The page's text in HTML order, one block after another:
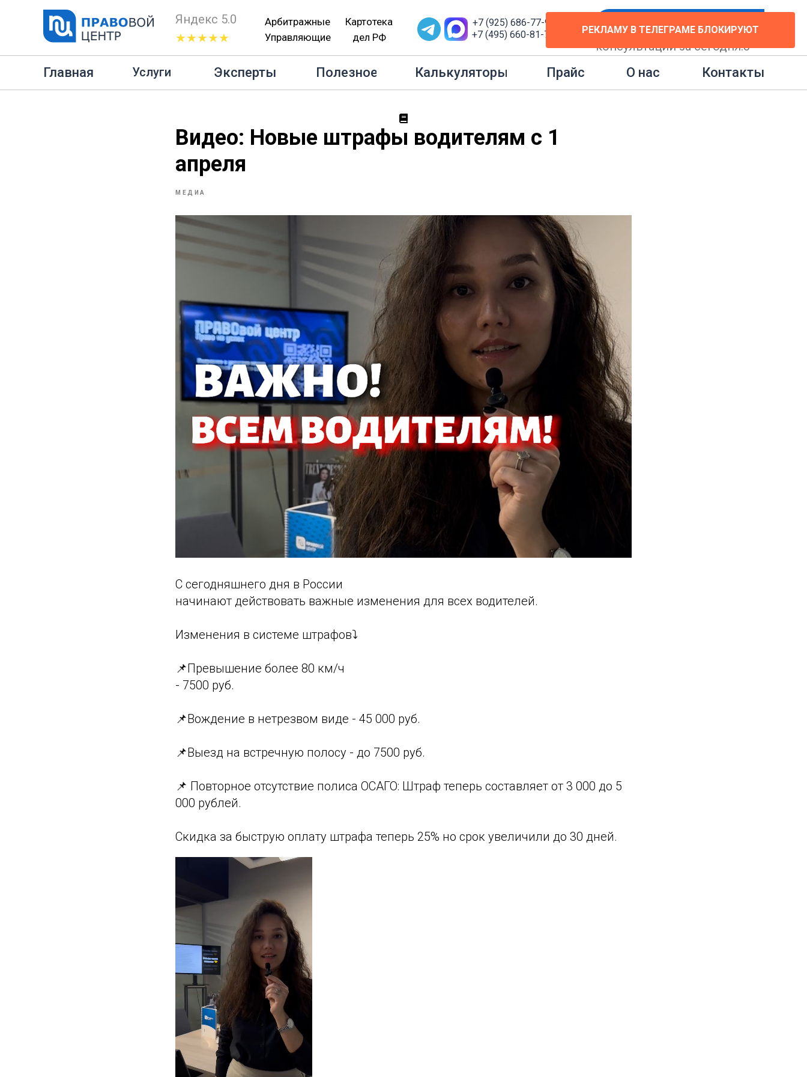
+7 (925) 686-77-91
+7 (495) 660-81-77
Эксперты О нас
Полезное
Главная Услуги Прайс
Калькуляторы Контакты
Арбитражные
Управляющие
Картотека
дел РФ
Бесплатная консультация
Яндекс 5.0
★★★★★
консультаций за сегодня:3
Видео: Новые штрафы водителям с 1
апреля
МЕДИА
С сегодняшнего дня в России
начинают действовать важные изменения для всех водителей.
Изменения в системе штрафов⤵️
📌Превышение более 80 км/ч
- 7500 руб.
📌Вождение в нетрезвом виде - 45 000 руб.
📌Выезд на встречную полосу - до 7500 руб.
📌 Повторное отсутствие полиса ОСАГО: Штраф теперь составляет от 3 000 до 5
000 рублей.
Скидка за быструю оплату штрафа теперь 25% но срок увеличили до 30 дней.
РЕКЛАМУ В ТЕЛЕГРАМЕ БЛОКИРУЮТ